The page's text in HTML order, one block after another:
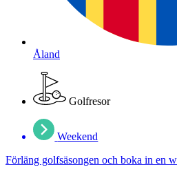
Åland
Golfresor
Weekend
Förläng golfsäsongen och boka in en